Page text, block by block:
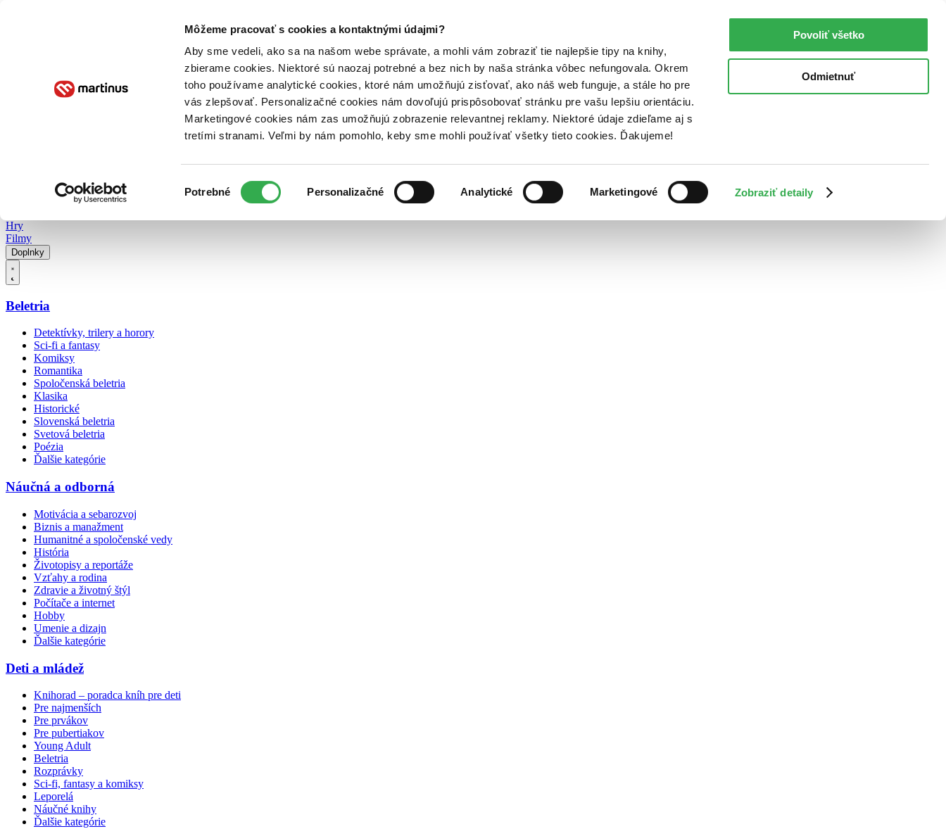
Môžeme pracovať s cookies a kontaktnými údajmi?
Aby sme vedeli, ako sa na našom webe správate, a mohli vám zobraziť tie najlepšie tipy na knihy,
zbierame cookies. Niektoré sú naozaj potrebné a bez nich by naša stránka vôbec nefungovala. Okrem
toho používame analytické cookies, ktoré nám umožňujú zisťovať, ako náš web funguje, a stále ho pre
vás zlepšovať. Personalizačné cookies nám dovoľujú prispôsobovať stránku pre vašu lepšiu orientáciu.
Marketingové cookies nám zas umožňujú zobrazenie relevantnej reklamy. Niektoré údaje zdieľame aj s
tretími stranami. Veľmi by nám pomohlo, keby sme mohli používať všetky tieto cookies. Ďakujeme!
súhlasu
Potrebné Personalizačné Analytické Marketingové Zobraziť detaily
Povoliť všetko
Odmietnuť
Poukážky Kontakt
Hry
Filmy
Doplnky
Beletria
Detektívky, trilery a horory
Sci-fi a fantasy
Komiksy
Romantika
Spoločenská beletria
Klasika
Historické
Slovenská beletria
Svetová beletria
Poézia
Ďalšie kategórie
Náučná a odborná
Motivácia a sebarozvoj
Biznis a manažment
Humanitné a spoločenské vedy
História
Životopisy a reportáže
Vzťahy a rodina
Zdravie a životný štýl
Počítače a internet
Hobby
Umenie a dizajn
Ďalšie kategórie
Deti a mládež
Knihorad – poradca kníh pre deti
Pre najmenších
Pre prvákov
Pre pubertiakov
Young Adult
Beletria
Rozprávky
Sci-fi, fantasy a komiksy
Leporelá
Náučné knihy
Ďalšie kategórie